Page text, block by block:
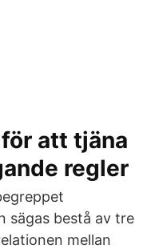
att tjäna
regler
sägas bestå av tre
mellan